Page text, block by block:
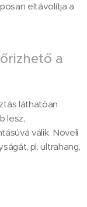
eltávolítja a
a
láthatóan
lesz,
válik. Növeli
pl. ultrahang,